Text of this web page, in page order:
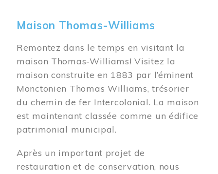
Maison Thomas-Williams
Remontez dans le temps en visitant la
maison Thomas-Williams! Visitez la
maison construite en 1883 par l’éminent
Monctonien Thomas Williams, trésorier
du chemin de fer Intercolonial. La maison
est maintenant classée comme un édifice
patrimonial municipal.
Après un important projet de
restauration et de conservation, nous